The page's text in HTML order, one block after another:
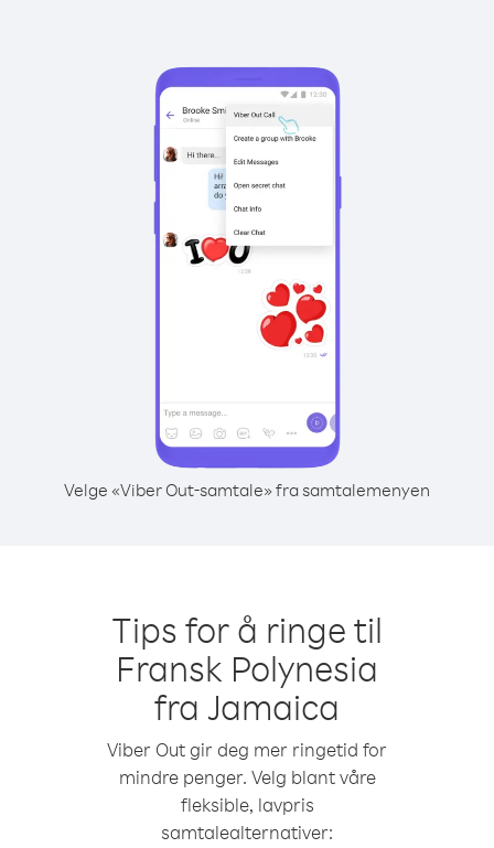
Velge «Viber Out-samtale» fra samtalemenyen
Tips for å ringe til
Fransk Polynesia
fra Jamaica
Viber Out gir deg mer ringetid for
mindre penger. Velg blant våre
fleksible, lavpris
samtalealternativer: